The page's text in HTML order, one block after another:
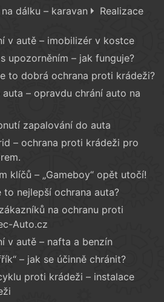
dálku – karavan
Realizace
v autě – imobilizér v kostce
upozorněním – jak funguje?
to dobrá ochrana proti krádeži?
– opravdu chrání auto na
zapalování do auta
– ochrana proti krádeži pro
klíčů – „Gameboy“ opět utočí!
to nejlepší ochrana auta?
na ochranu proti
Auto.cz
v autě – nafta a benzín
– jak se účinně chránit?
proti krádeži – instalace